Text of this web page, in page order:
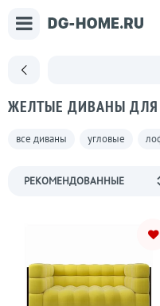
ЖЕЛТЫЕ ДИВАНЫ
все диваны угловые